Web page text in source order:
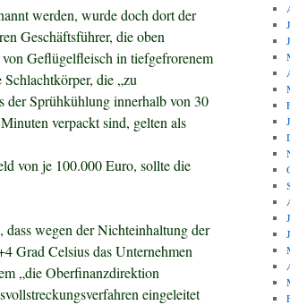
werden, wurde doch dort der
Geschäftsführer, die oben
Geflügelfleisch in tiefgefrorenem
die „zu
der Sprühkühlung innerhalb von 30
verpackt sind, gelten als
von je 100.000 Euro, sollte die
wegen der Nichteinhaltung der
Grad Celsius das Unternehmen
„die Oberfinanzdirektion
eingeleitet